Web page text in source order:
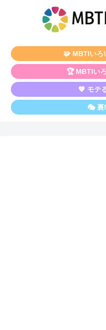
🧩 MBTIいろ
🏆 MBTIい
💖 モテ
🎭 裏